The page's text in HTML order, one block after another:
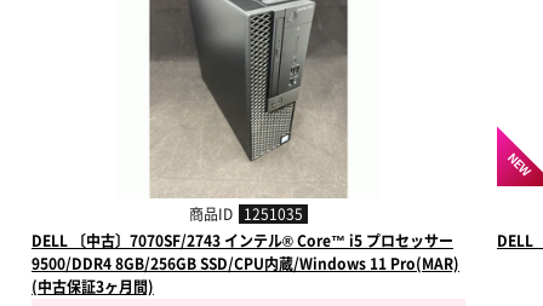
商品ID 1251035
DELL 〔中古〕7070SF/2743 インテル® Core™ i5 プロセッサー
9500/DDR4 8GB/256GB SSD/CPU内蔵/Windows 11 Pro(MAR)
(中古保証3ヶ月間)
NEW
DELL